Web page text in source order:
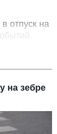
отпуск на
на зебре